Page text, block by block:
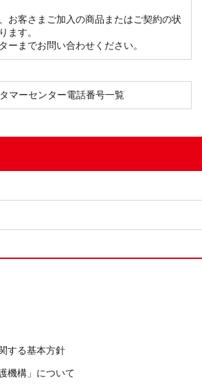
お客さまご加入の商品またはご契約の状
ます。
ーまでお問い合わせください。
マーセンター電話番号一覧
する基本方針
機構」について